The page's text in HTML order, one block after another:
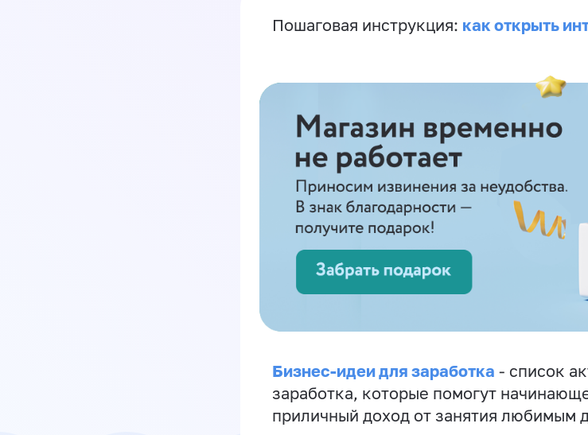
Пошаговая инструкция: как открыть
Бизнес-идеи для заработка - список
заработка, которые помогут
приличный доход от занятия любимым